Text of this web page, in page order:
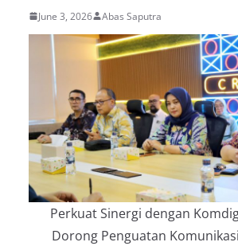
June 3, 2026 Abas Saputra
Perkuat Sinergi dengan
Dorong Penguatan